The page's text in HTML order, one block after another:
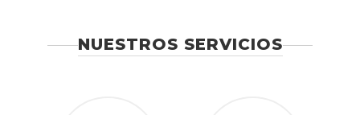
NUESTROS SERVICIOS